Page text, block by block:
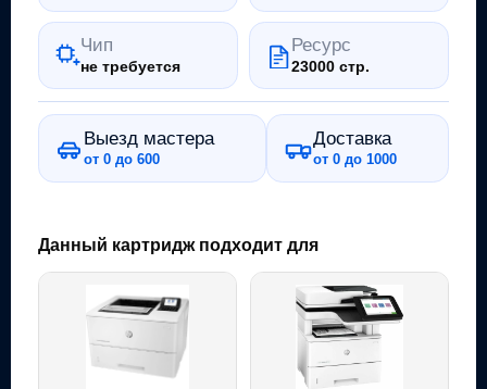
Чип
не требуется
Ресурс
23000 стр.
Выезд мастера
от 0 до 600
Доставка
от 0 до 1000
Данный картридж подходит для